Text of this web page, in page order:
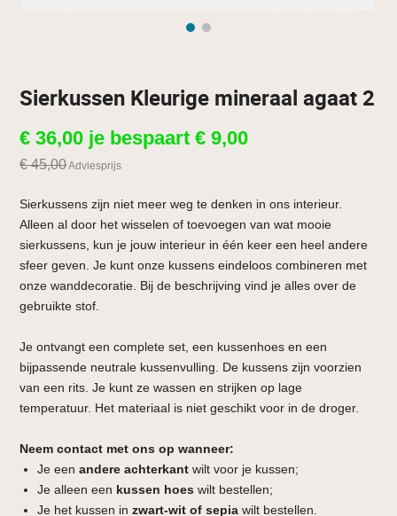
Sierkussen Kleurige mineraal agaat 2
€ 36,00 je bespaart€ 9,00
€45,00Adviesprijs
Sierkussens zijn niet meer weg te denken in ons interieur.
Alleen al door het wisselen of toevoegen van wat mooie
sierkussens, kun je jouw interieur in één keer een heel andere
sfeer geven. Je kunt onze kussens eindeloos combineren met
onze wanddecoratie. Bij de beschrijving vind je alles over de
gebruikte stof.
Je ontvangt een complete set, een kussenhoes en een
bijpassende neutrale kussenvulling. De kussens zijn voorzien
van een rits. Je kunt ze wassen en strijken op lage
temperatuur. Het materiaal is niet geschikt voor in de droger.
Neem contact met ons op wanneer:
Je eenandere achterkant wilt voor je kussen;
Je alleen een kussen hoes wilt bestellen;
Je het kussen inzwart-wit of sepia wilt bestellen.